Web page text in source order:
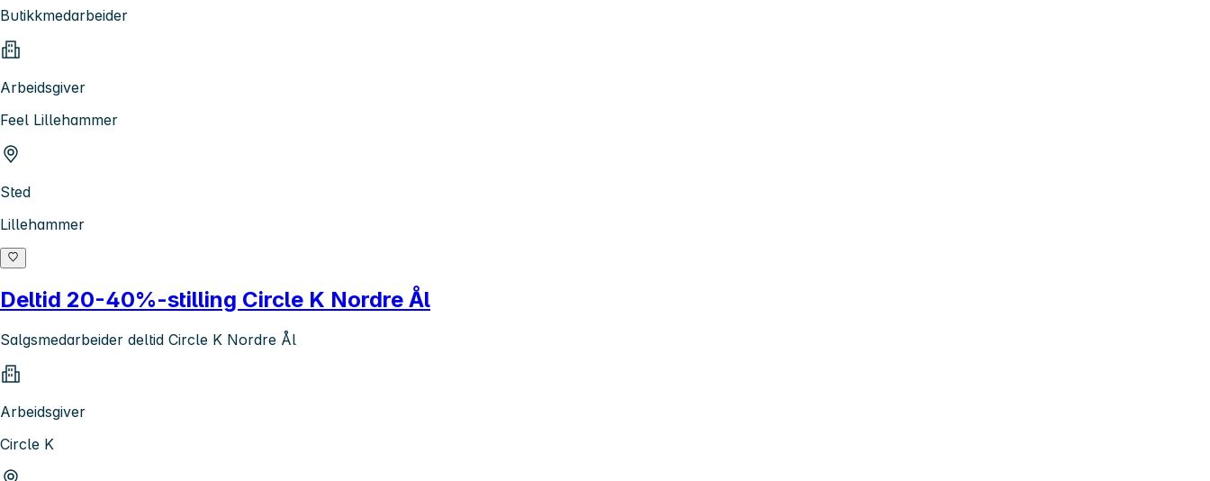
Butikkmedarbeider
Arbeidsgiver
Feel Lillehammer
Sted
Lillehammer
Deltid 20-40%-stilling Circle K Nordre Ål
Salgsmedarbeider deltid Circle K Nordre Ål
Arbeidsgiver
Circle K